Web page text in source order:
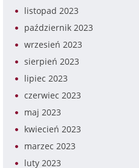
listopad 2023
październik 2023
wrzesień 2023
sierpień 2023
lipiec 2023
czerwiec 2023
maj 2023
kwiecień 2023
marzec 2023
luty 2023